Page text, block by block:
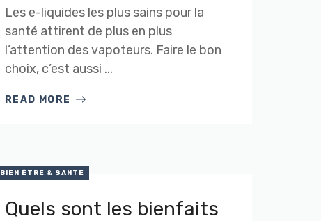
Les e-liquides les plus sains pour la
santé attirent de plus en plus
l’attention des vapoteurs. Faire le bon
choix, c’est aussi ...
READ MORE
BIEN ÊTRE & SANTÉ
Quels sont les bienfaits